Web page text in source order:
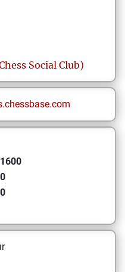
Social Club)
1600
0
0